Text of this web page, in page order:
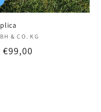
& CO. KG
Verkaufspreis
€99,00